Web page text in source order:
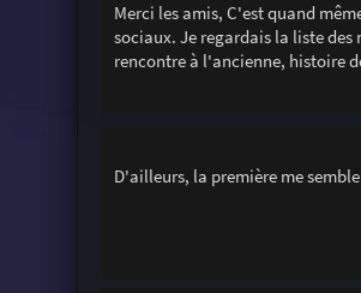
Merci les amis, C'est quand
sociaux. Je regardais la liste
rencontre à l'ancienne, histoire
D'ailleurs, la première me